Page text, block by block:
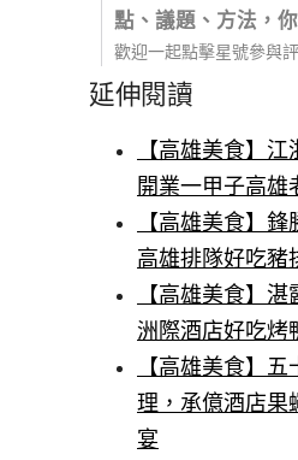
點、議題、方法，
歡迎一起點擊星號參與評
延伸閱讀
【高雄美食】江
開業一甲子高雄
【高雄美食】鋒
高雄排隊好吃豬
【高雄美食】
洲際酒店好吃烤
【高雄美食】
理，承億酒店果
宴